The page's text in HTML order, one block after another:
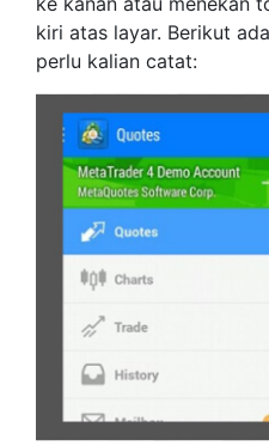
kiri atas layar. Berikut
perlu kalian catat: